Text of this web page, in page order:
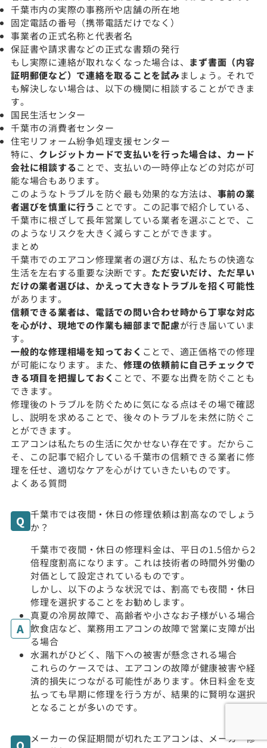
千葉市内の実際の事務所や店舗の所在地
固定電話の番号（携帯電話だけでなく）
事業者の正式名称と代表者名
保証書や請求書などの正式な書類の発行
もし実際に連絡が取れなくなった場合は、 まず書面（内容
証明郵便など）で連絡を取ることを試みましょう。それで
も解決しない場合は、以下の機関に相談することができま
す。
国民生活センター
千葉市の消費者センター
住宅リフォーム紛争処理支援センター
特に、 クレジットカードで支払いを行った場合は、カード
会社に相談することで、支払いの一時停止などの対応が可
能な場合もあります。
このようなトラブルを防ぐ最も効果的な方法は、 事前の業
者選びを慎重に行う ことです。この記事で紹介している、
千葉市に根ざして長年営業している業者を選ぶことで、こ
のようなリスクを大きく減らすことができます。
まとめ
千葉市でのエアコン修理業者の選び方は、私たちの快適な
生活を左右する重要な決断です。 ただ安いだけ、ただ早い
だけの業者選びは、かえって大きなトラブルを招く可能性
があります。
信頼できる業者は、電話での問い合わせ時から丁寧な対応
を心がけ、現地での作業も細部まで配慮が行き届いていま
す。
一般的な修理相場を知っておく ことで、適正価格での修理
が可能になります。また、 修理の依頼前に自己チェックで
きる項目を把握しておく ことで、不要な出費を防ぐことも
できます。
修理後のトラブルを防ぐために気になる点はその場で確認
し、説明を求めることで、後々のトラブルを未然に防ぐこ
とができます。
エアコンは私たちの生活に欠かせない存在です。だからこ
そ、この記事で紹介している千葉市の信頼できる業者に修
理を任せ、適切なケアを心がけていきたいものです。
よくある質問
千葉市では夜間・休日の修理依頼は割高なのでしょう
か？
千葉市で夜間・休日の修理料金は、平日の1.5倍から2
倍程度割高になります。これは技術者の時間外労働の
対価として設定されているものです。
しかし、以下のような状況では、割高でも夜間・休日
修理を選択することをお勧めします。
真夏の冷房故障で、高齢者や小さなお子様がいる場合
飲食店など、業務用エアコンの故障で営業に支障が出
る場合
水漏れがひどく、階下への被害が懸念される場合
これらのケースでは、エアコンの故障が健康被害や経
済的損失につながる可能性があります。休日料金を支
払っても早期に修理を行う方が、結果的に賢明な選択
となることが多いのです。
メーカーの保証期間が切れたエアコンは、メーカー修